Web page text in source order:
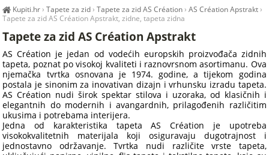
Kupiti.hr›Tapete za zid ›Tapete za zid AS Création ›AS Création Apstrakt ›
Tapete za zid AS Création Apstrakt, zidne, tapeta zidna
Tapete za zid AS Création Apstrakt
AS Création je jedan od vodećih europskih proizvođača zidnih
tapeta, poznat po visokoj kvaliteti i raznovrsnom asortimanu. Ova
njemačka tvrtka osnovana je 1974. godine, a tijekom godina
postala je sinonim za inovativan dizajn i vrhunsku izradu tapeta.
AS Création nudi širok spektar stilova i uzoraka, od klasičnih i
elegantnih do modernih i avangardnih, prilagođenih različitim
ukusima i potrebama interijera.
Jedna od karakteristika tapeta AS Création je upotreba
visokokvalitetnih materijala koji osiguravaju dugotrajnost i
jednostavno održavanje. Tvrtka nudi različite vrste tapeta,